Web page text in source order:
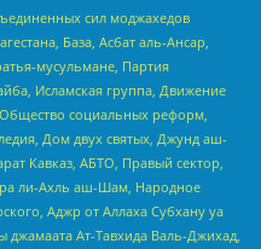
сил моджахедов
База, Асбат аль-Ансар,
мусульмане, Партия
Исламская группа, Движение
Общество социальных реформ,
Дом двух святых, Джунд аш-
Кавказ, АБТО, Правый сектор,
ли-Ахль аш-Шам, Народное
Аджр от Аллаха Субхану уа
Ат-Тавхида Валь-Джихад,